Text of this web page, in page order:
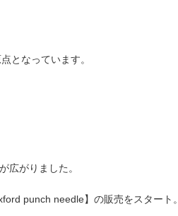
となっています。
広がりました。
punch needle】の販売をスタート。